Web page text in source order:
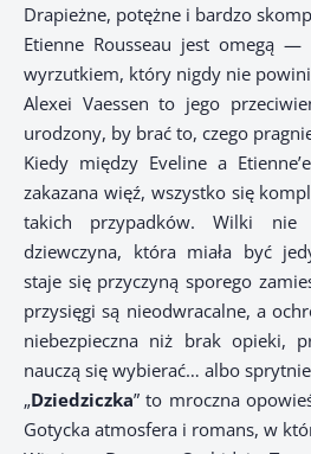
Drapieżne, potężne i bardzo
Etienne Rousseau jest omegą —
wyrzutkiem, który nigdy nie
Alexei Vaessen to jego
urodzony, by brać to, czego
Kiedy między Eveline a
zakazana więź, wszystko się
takich przypadków. Wilki
dziewczyna, która miała być
staje się przyczyną sporego
przysięgi są nieodwracalne, a
niebezpieczna niż brak opieki,
nauczą się wybierać… albo
„Dziedziczka” to mroczna
Gotycka atmosfera i romans, w